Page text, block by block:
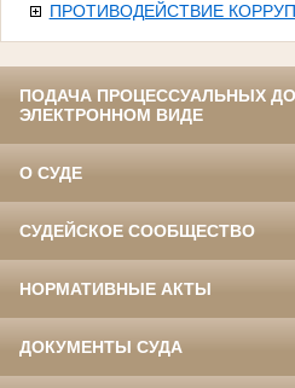
ПРОТИВОДЕЙСТВИЕ
ПОДАЧА ПРОЦЕССУАЛЬНЫХ
ЭЛЕКТРОННОМ ВИДЕ
О СУДЕ
СУДЕЙСКОЕ СООБЩЕСТВО
НОРМАТИВНЫЕ АКТЫ
ДОКУМЕНТЫ СУДА